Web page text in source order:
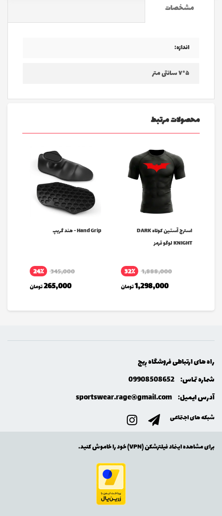
مشخصات
اندازه:
۵*۷ سانتی متر
محصولات مرتبط
استرج آستین کوتاه DARK
KNIGHT لوگو قرمز
1,888,000 32٪
1,298,000تومان
Hand Grip - هند گریپ
345,000 24٪
265,000تومان
راه های ارتباطی فروشگاه رِيج
شماره تماس: 09908508652
آدرس ایمیل: sportswear.rage@gmail.com
شبکه های اجتماعی
برای مشاهده اینماد فیلترشکن (VPN) خود را خاموش کنید.